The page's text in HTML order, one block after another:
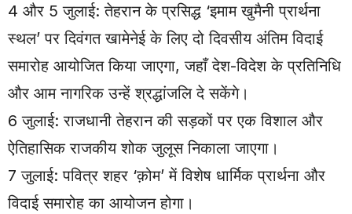
4 और 5 जुलाई: तेहरान के प्रसिद्ध ‘इमाम खुमैनी प्रार्थना
स्थल’ पर दिवंगत खामेनेई के लिए दो दिवसीय अंतिम विदाई
समारोह आयोजित किया जाएगा, जहाँ देश-विदेश के प्रतिनिधि
और आम नागरिक उन्हें श्रद्धांजलि दे सकेंगे।
6 जुलाई: राजधानी तेहरान की सड़कों पर एक विशाल और
ऐतिहासिक राजकीय शोक जुलूस निकाला जाएगा।
7 जुलाई: पवित्र शहर ‘क़ोम’ में विशेष धार्मिक प्रार्थना और
विदाई समारोह का आयोजन होगा।